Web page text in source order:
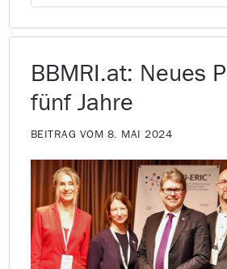
BBMRI.at: Neues
fünf Jahre
BEITRAG VOM 8. MAI 2024